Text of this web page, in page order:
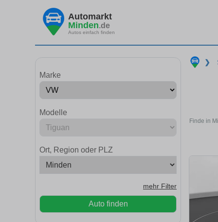
Automarkt
Minden.de
Autos einfach finden
Marke
Modelle
Ort, Region oder PLZ
mehr Filter
Auto finden
❯
Finde in